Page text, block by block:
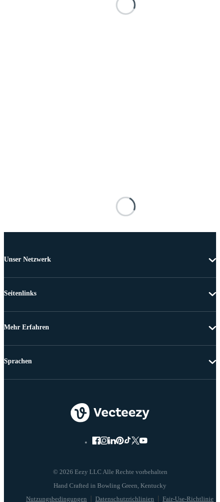
Unser Netzwerk
Seitenlinks
Mehr Erfahren
© 2026 Eezy LLC Alle Rechte vorbehalten
Nutzungsbedingungen Datenschutzrichlinien Fair-Use-Richtlinie
Sprachen